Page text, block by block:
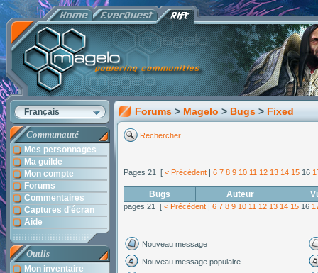
Français
Communauté
Mes personnages
Ma guilde
Mon compte
Forums
Commentaires
Captures d'écran
Aide
Outils
Mon inventaire
Forums > Magelo > Bugs > Fixed
Rechercher
Pages 21 [ < Précédent | 6 7 8 9 10 11 12 13 14 15 16
Bugs Auteur
pages 21 [ < Précédent | 6 7 8 9 10 11 12 13 14 15 16
Nouveau message
Nouveau message populaire